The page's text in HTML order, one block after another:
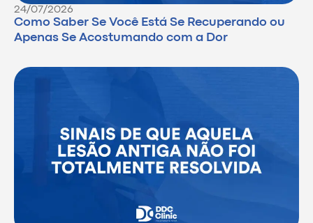
24/07/2026
Como Saber Se Você Está Se Recuperando ou
Apenas Se Acostumando com a Dor